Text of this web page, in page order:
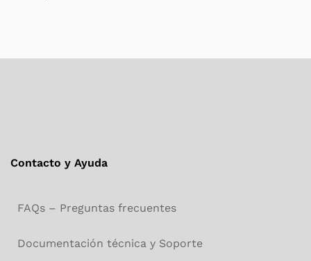
Contacto y Ayuda
FAQs – Preguntas frecuentes
Documentación técnica y Soporte